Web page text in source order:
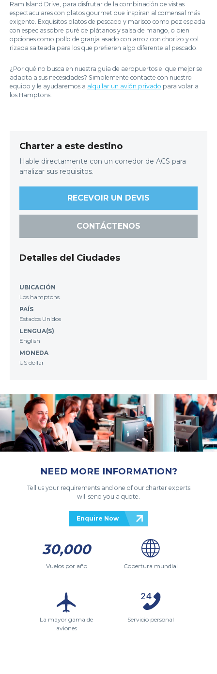
Ram Island Drive, para disfrutar de la combinación de vistas
espectaculares con platos gourmet que inspiran al comensal más
exigente. Exquisitos platos de pescado y marisco como pez espada
con especias sobre puré de plátanos y salsa de mango, o bien
opciones como pollo de granja asado con arroz con chorizo y col
rizada salteada para los que prefieren algo diferente al pescado.
¿Por qué no busca en nuestra guía de aeropuertos el que mejor se
adapta a sus necesidades? Simplemente contacte con nuestro
equipo y le ayudaremos a alquilar un avión privado para volar a
los Hamptons.
Charter a este destino
Hable directamente con un corredor de ACS para
analizar sus requisitos.
RECEVOIR UN DEVIS
CONTÁCTENOS
Detalles del Ciudades
UBICACIÓN
Los hamptons
PAÍS
Estados Unidos
LENGUA(S)
English
MONEDA
US dollar
NEED MORE INFORMATION?
Tell us your requirements and one of our charter experts
will send you a quote.
Enquire Now
30,000
Vuelos por año Cobertura mundial
La mayor gama de
aviones
Servicio personal